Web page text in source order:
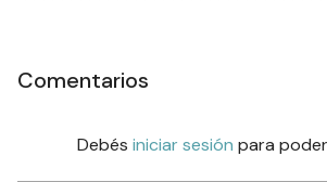
Comentarios
Debés iniciar sesión para